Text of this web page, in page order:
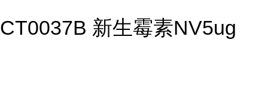
CT0037B 新生霉素NV5ug